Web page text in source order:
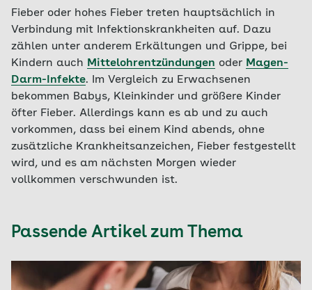
Fieber oder hohes Fieber treten hauptsächlich in
Verbindung mit Infektionskrankheiten auf. Dazu
zählen unter anderem Erkältungen und Grippe, bei
Kindern auch Mittelohrentzündungen oder Magen-
Darm-Infekte. Im Vergleich zu Erwachsenen
bekommen Babys, Kleinkinder und größere Kinder
öfter Fieber. Allerdings kann es ab und zu auch
vorkommen, dass bei einem Kind abends, ohne
zusätzliche Krankheitsanzeichen, Fieber festgestellt
wird, und es am nächsten Morgen wieder
vollkommen verschwunden ist.
Passende Artikel zum Thema